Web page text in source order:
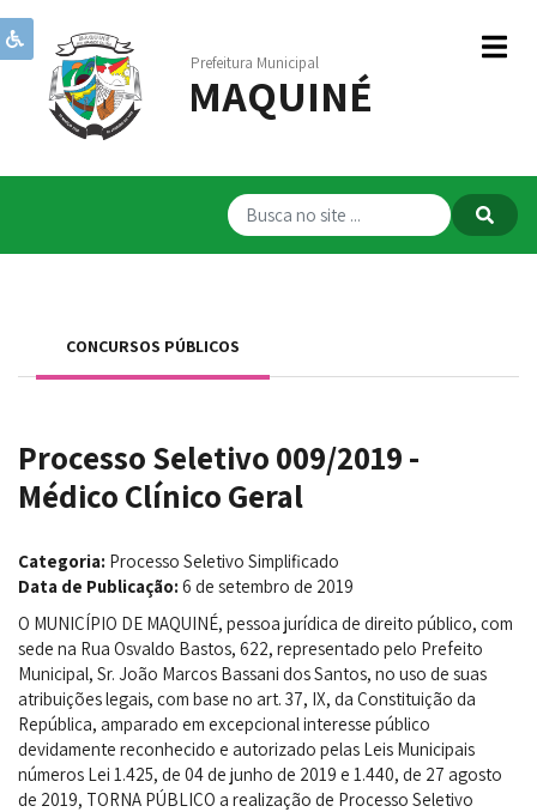
Prefeitura Municipal
MAQUINÉ
Institucional
Governo
Serviços
Servidores
CONCURSOS PÚBLICOS
Processo Seletivo 009/2019 -
Médico Clínico Geral
Categoria: Processo Seletivo Simplificado
Data de Publicação: 6 de setembro de 2019
O MUNICÍPIO DE MAQUINÉ, pessoa jurídica de direito público, com
sede na Rua Osvaldo Bastos, 622, representado pelo Prefeito
Municipal, Sr. João Marcos Bassani dos Santos, no uso de suas
atribuições legais, com base no art. 37, IX, da Constituição da
República, amparado em excepcional interesse público
devidamente reconhecido e autorizado pelas Leis Municipais
números Lei 1.425, de 04 de junho de 2019 e 1.440, de 27 agosto
de 2019, TORNA PÚBLICO a realização de Processo Seletivo